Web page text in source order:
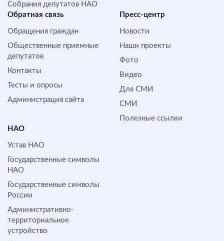
Собрания депутатов НАО
Обратная cвязь
Обращения граждан
Общественные приемные
депутатов
Контакты
Тесты и опросы
Администрация сайта
Пресс-центр
Новости
Наши проекты
Фото
Видео
Для СМИ
СМИ
Полезные ссылки
НАО
Устав НАО
Государственные символы
НАО
Государственные символы
России
Административно-
территориальное
устройство